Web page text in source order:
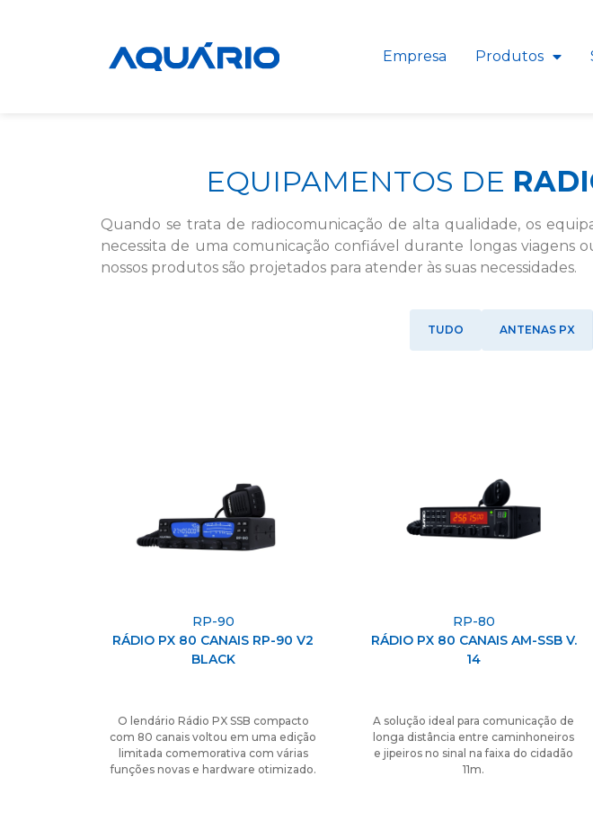
Empresa Produtos
EQUIPAMENTOS DE
Quando se trata de radiocomunicação de alta qualidade, os
necessita de uma comunicação confiável durante longas viagens
nossos produtos são projetados para atender às suas necessidades.
TUDO ANTENAS PX
RP-90
RÁDIO PX 80 CANAIS RP-90 V2
BLACK
O lendário Rádio PX SSB compacto
com 80 canais voltou em uma edição
limitada comemorativa com várias
funções novas e hardware otimizado.
RP-80
RÁDIO PX 80 CANAIS AM-SSB V.
14
A solução ideal para comunicação de
longa distância entre caminhoneiros
e jipeiros no sinal na faixa do cidadão
11m.